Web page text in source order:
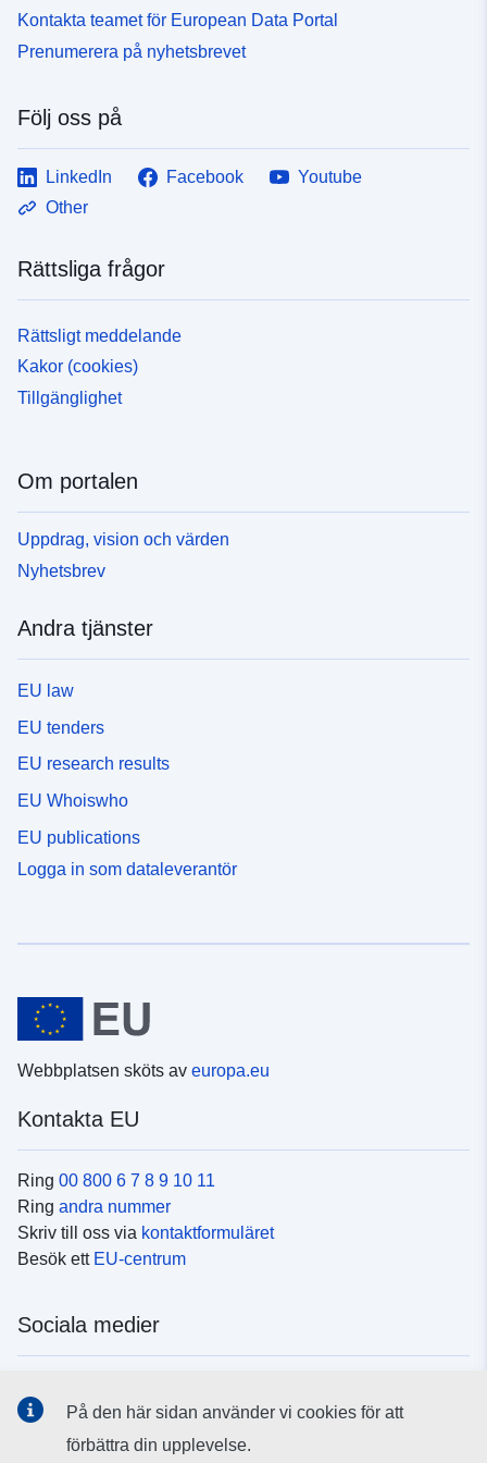
Kontakta teamet för European Data Portal
Prenumerera på nyhetsbrevet
Följ oss på
LinkedIn Facebook
Youtube
Other
Rättsliga frågor
Rättsligt meddelande
Kakor (cookies)
Tillgänglighet
Om portalen
Uppdrag, vision och värden
Nyhetsbrev
Andra tjänster
EU law
EU tenders
EU research results
EU Whoiswho
EU publications
Logga in som dataleverantör
Webbplatsen sköts av europa.eu
Kontakta EU
Ring 00 800 6 7 8 9 10 11
Ring andra nummer
Skriv till oss via kontaktformuläret
Besök ett EU-centrum
Sociala medier
På den här sidan använder vi cookies för att
förbättra din upplevelse.